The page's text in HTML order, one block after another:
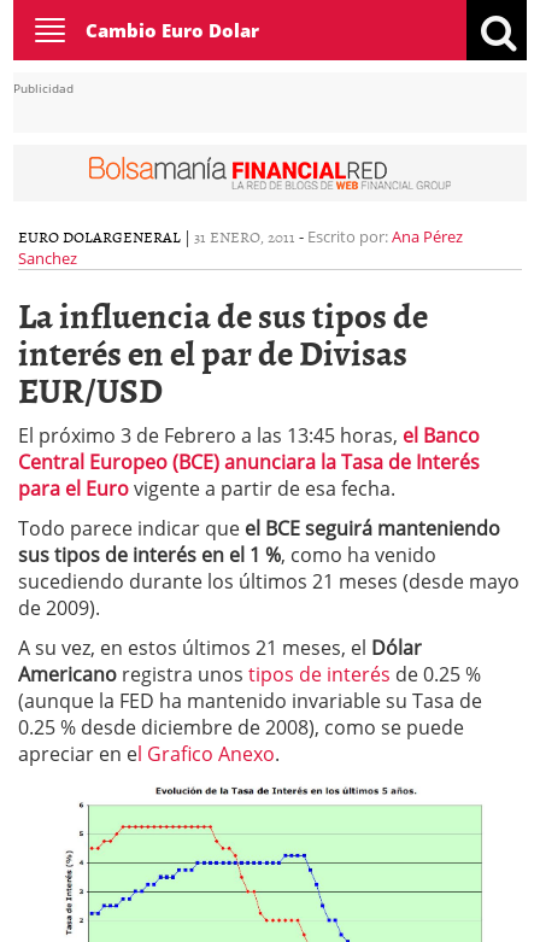
Toggle
navigation
Cambio Euro Dolar
Publicidad
EURO DOLARGENERAL | 31 ENERO, 2011 - Escrito por:Ana Pérez
Sanchez
La influencia de sus tipos de
interés en el par de Divisas
EUR/USD
El próximo 3 de Febrero a las 13:45 horas, el Banco
Central Europeo (BCE) anunciara la Tasa de Interés
para el Eurovigente a partir de esa fecha.
Todo parece indicar que el BCE seguirá manteniendo
sus tipos de interés en el 1 %, como ha venido
sucediendo durante los últimos 21 meses (desde mayo
de 2009).
A su vez, en estos últimos 21 meses, el Dólar
Americano registra unos tipos de interés de 0.25 %
(aunque la FED ha mantenido invariable su Tasa de
0.25 % desde diciembre de 2008), como se puede
apreciar en el Grafico Anexo.